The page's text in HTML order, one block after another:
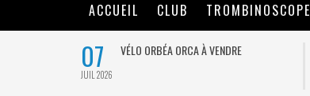
ACCUEIL CLUB TROMBINOSCOPE
07
JUIL 2026
VÉLO ORBÉA ORCA À VENDRE